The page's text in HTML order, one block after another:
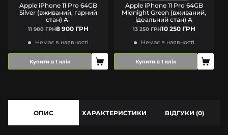
Apple iPhone 11 Pro 64GB
Silver (вживаний, гарний
стан) A-
11 900 ГРН8 900 ГРН
Немає в наявності
Купити в 1 клік
Apple iPhone 11 Pro 64GB
Midnight Green (вживаний,
ідеальний стан) A
13 250 ГРН10 250 ГРН
Немає в наявності
Купити в 1 клік
ОПИС ХАРАКТЕРИСТИКИ ВІДГУКИ (0)